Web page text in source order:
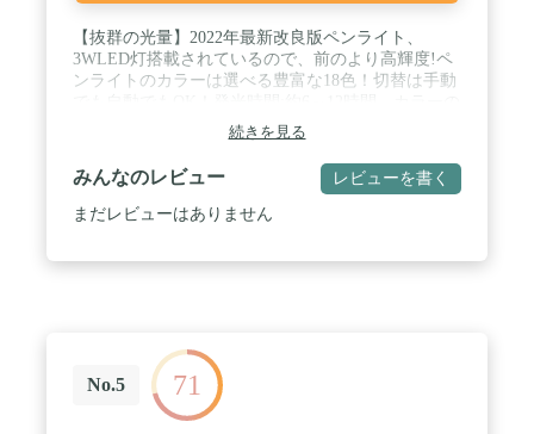
【抜群の光量】2022年最新改良版ペンライト、
3WLED灯搭載されているので、前のより高輝度!ペ
ンライトのカラーは選べる豊富な18色！切替は手動
使用状況によって異なります。 / 【携帯便利】2022
年最新改良版ペンライト、発光部分はもっと長い、
１７ｃｍ、でも重さは約60gほどんと変わっていな
いです、余計な負担にならずいかなるところへ持ち
運び便利です。軽くてコンパクトでコンサート、お
たまま、ただ親指で簡単に点灯します。 / 【2パタ
ーン】左のAutoボタンを押すと自動切り替え。手動
切り替え切替は右のボタンを押すごとにレッド→ペ
パーミントグリーン→イエロー→ダークブルーー→
続きを見る
みんなのレビュー レビューを書く
まだレビューはありません
No.5 71